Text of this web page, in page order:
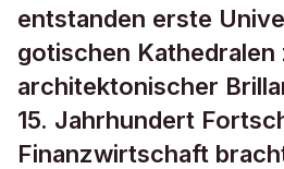
entstanden erste
gotischen Kathedralen
architektonischer
15. Jahrhundert
Finanzwirtschaft